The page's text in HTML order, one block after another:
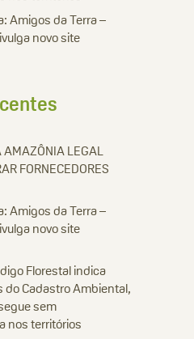
Amigos da Terra –
novo site
AMAZÔNIA LEGAL
FORNECEDORES
Amigos da Terra –
novo site
Florestal indica
Cadastro Ambiental,
sem
nos territórios